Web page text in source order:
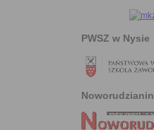
PWSZ w Nysie
Noworudzianin